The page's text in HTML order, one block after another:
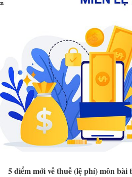
5 điểm mới về thuế (lệ phí) môn bài